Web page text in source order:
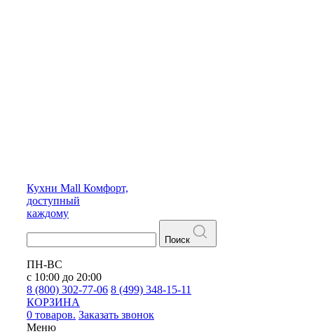
Кухни Mall Комфорт,
доступный
каждому
Поиск
ПН-ВС
с 10:00 до 20:00
8 (800) 302-77-06 8 (499) 348-15-11
КОРЗИНА
0 товаров. Заказать звонок
Меню